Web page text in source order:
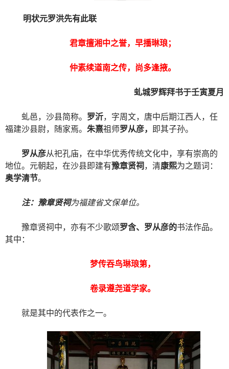
明状元罗洪先有此联
君章擅湘中之誉，早播琳琅；
仲素续道南之传，尚多逢掖。
虬城罗辉拜书于壬寅夏月
虬邑，沙县简称。 罗沂，字周文，唐中后期江西人，任
福建沙县尉，随家焉。 朱熹祖师罗从彦， 即其子孙。
罗从彦从祀孔庙，在中华优秀传统文化中，享有崇高的
地位。元朝起，在沙县即建有豫章贤祠，清康熙为之题词：
奥学清节。
注：豫章贤祠为福建省文保单位。
豫章贤祠中，亦有不少歌颂罗含、罗从彦的书法作品。
其中：
梦传吞鸟琳琅第，
卷录遵尧道学家。
就是其中的代表作之一。